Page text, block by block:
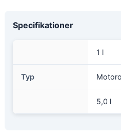
Specifikationer
1 l
Typ
5,0 l